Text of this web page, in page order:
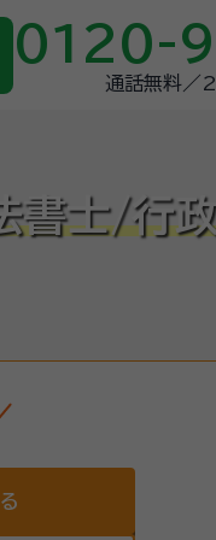
0120-
通話無料／
書士/行